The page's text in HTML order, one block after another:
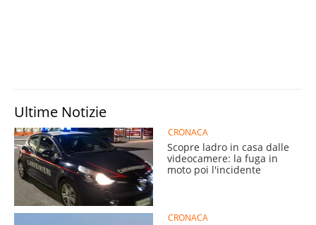
Ultime Notizie
CRONACA
Scopre ladro in casa dalle
videocamere: la fuga in
moto poi l'incidente
CRONACA